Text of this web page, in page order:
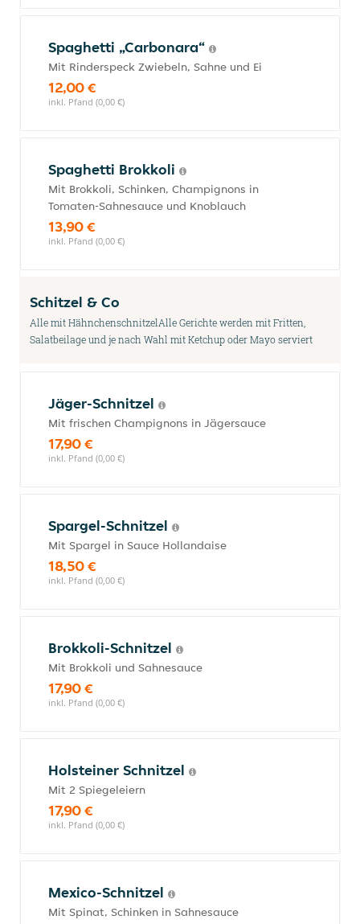
Spaghetti „Carbonara“
Mit Rinderspeck Zwiebeln, Sahne und Ei
12,00 €
inkl. Pfand (0,00 €)
Spaghetti Brokkoli
Mit Brokkoli, Schinken, Champignons in
Tomaten-Sahnesauce und Knoblauch
13,90 €
inkl. Pfand (0,00 €)
Schitzel & Co
Alle mit HähnchenschnitzelAlle Gerichte werden mit Fritten,
Salatbeilage und je nach Wahl mit Ketchup oder Mayo serviert
Jäger-Schnitzel
Mit frischen Champignons in Jägersauce
17,90 €
inkl. Pfand (0,00 €)
Spargel-Schnitzel
Mit Spargel in Sauce Hollandaise
18,50 €
inkl. Pfand (0,00 €)
Brokkoli-Schnitzel
Mit Brokkoli und Sahnesauce
17,90 €
inkl. Pfand (0,00 €)
Holsteiner Schnitzel
Mit 2 Spiegeleiern
17,90 €
inkl. Pfand (0,00 €)
Mexico-Schnitzel
Mit Spinat, Schinken in Sahnesauce